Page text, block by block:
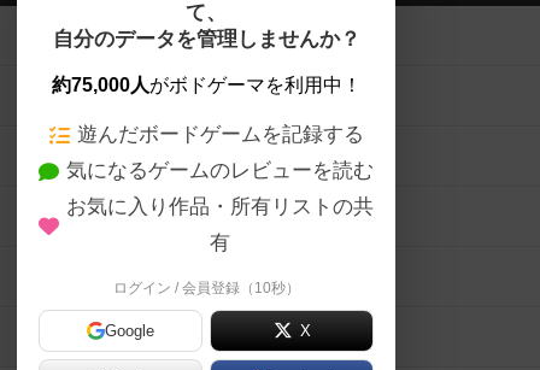
て、
自分のデータを管理しませんか？
約75,000人がボドゲーマを利用中！
遊んだボードゲームを記録する
気になるゲームのレビューを読む
お気に入り作品・所有リストの共
有
ログイン / 会員登録（10秒）
Google X
ボードゲームを検索する
ボードゲームの新着レビュー
ボードゲーム会情報
メカニクス特集
掲示板・トピックス
ボドとも・会員一覧